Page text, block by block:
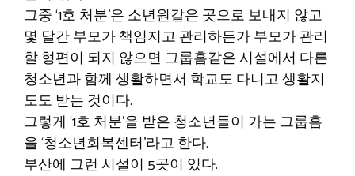
그중 ‘1호 처분’은 소년원같은 곳으로 보내지 않고
몇 달간 부모가 책임지고 관리하든가 부모가 관리
할 형편이 되지 않으면 그룹홈같은 시설에서 다른
청소년과 함께 생활하면서 학교도 다니고 생활지
도도 받는 것이다.
그렇게 ‘1호 처분’을 받은 청소년들이 가는 그룹홈
을 ‘청소년회복센터’라고 한다.
부산에 그런 시설이 5곳이 있다.